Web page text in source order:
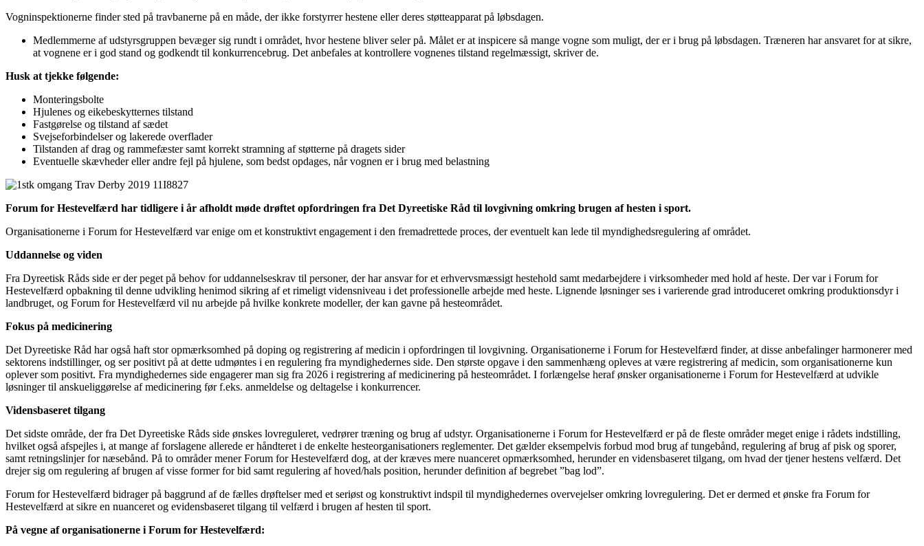
Vogninspektionerne finder sted på travbanerne på en måde, der ikke forstyrrer hestene eller deres støtteapparat på løbsdagen.
Medlemmerne af udstyrsgruppen bevæger sig rundt i området, hvor hestene bliver seler på. Målet er at inspicere så mange vogne som muligt, der er i brug på løbsdagen. Træneren har ansvaret for at sikre,
at vognene er i god stand og godkendt til konkurrencebrug. Det anbefales at kontrollere vognenes tilstand regelmæssigt, skriver de.
Husk at tjekke følgende:
Monteringsbolte
Hjulenes og eikebeskytternes tilstand
Fastgørelse og tilstand af sædet
Svejseforbindelser og lakerede overflader
Tilstanden af drag og rammefæster samt korrekt stramning af støtterne på dragets sider
Eventuelle skævheder eller andre fejl på hjulene, som bedst opdages, når vognen er i brug med belastning
Forum for Hestevelfærd har tidligere i år afholdt møde drøftet opfordringen fra Det Dyreetiske Råd til lovgivning omkring brugen af hesten i sport.
Organisationerne i Forum for Hestevelfærd var enige om et konstruktivt engagement i den fremadrettede proces, der eventuelt kan lede til myndighedsregulering af området.
Uddannelse og viden
Fra Dyreetisk Råds side er der peget på behov for uddannelseskrav til personer, der har ansvar for et erhvervsmæssigt hestehold samt medarbejdere i virksomheder med hold af heste. Der var i Forum for
Hestevelfærd opbakning til denne udvikling henimod sikring af et rimeligt vidensniveau i det professionelle arbejde med heste. Lignende løsninger ses i varierende grad introduceret omkring produktionsdyr i
landbruget, og Forum for Hestevelfærd vil nu arbejde på hvilke konkrete modeller, der kan gavne på hesteområdet.
Fokus på medicinering
Det Dyreetiske Råd har også haft stor opmærksomhed på doping og registrering af medicin i opfordringen til lovgivning. Organisationerne i Forum for Hestevelfærd finder, at disse anbefalinger harmonerer med
sektorens indstillinger, og ser positivt på at dette udmøntes i en regulering fra myndighedernes side. Den største opgave i den sammenhæng opleves at være registrering af medicin, som organisationerne kun
oplever som positivt. Fra myndighedernes side engagerer man sig fra 2026 i registrering af medicinering på hesteområdet. I forlængelse heraf ønsker organisationerne i Forum for Hestevelfærd at udvikle
løsninger til anskueliggørelse af medicinering før f.eks. anmeldelse og deltagelse i konkurrencer.
Vidensbaseret tilgang
Det sidste område, der fra Det Dyreetiske Råds side ønskes lovreguleret, vedrører træning og brug af udstyr. Organisationerne i Forum for Hestevelfærd er på de fleste områder meget enige i rådets indstilling,
hvilket også afspejles i, at mange af forslagene allerede er håndteret i de enkelte hesteorganisationers reglementer. Det gælder eksempelvis forbud mod brug af tungebånd, regulering af brug af pisk og sporer,
samt retningslinjer for næsebånd. På to områder mener Forum for Hestevelfærd dog, at der kræves mere nuanceret opmærksomhed, herunder en vidensbaseret tilgang, om hvad der tjener hestens velfærd. Det
drejer sig om regulering af brugen af visse former for bid samt regulering af hoved/hals position, herunder definition af begrebet ”bag lod”.
Forum for Hestevelfærd bidrager på baggrund af de fælles drøftelser med et seriøst og konstruktivt indspil til myndighedernes overvejelser omkring lovregulering. Det er dermed et ønske fra Forum for
Hestevelfærd at sikre en nuanceret og evidensbaseret tilgang til velfærd i brugen af hesten til sport.
På vegne af organisationerne i Forum for Hestevelfærd: